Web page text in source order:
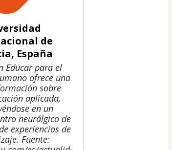
de
España
Educar para el
ofrece una
sobre
aplicada,
en un
neurálgico de
experiencias de
Fuente: